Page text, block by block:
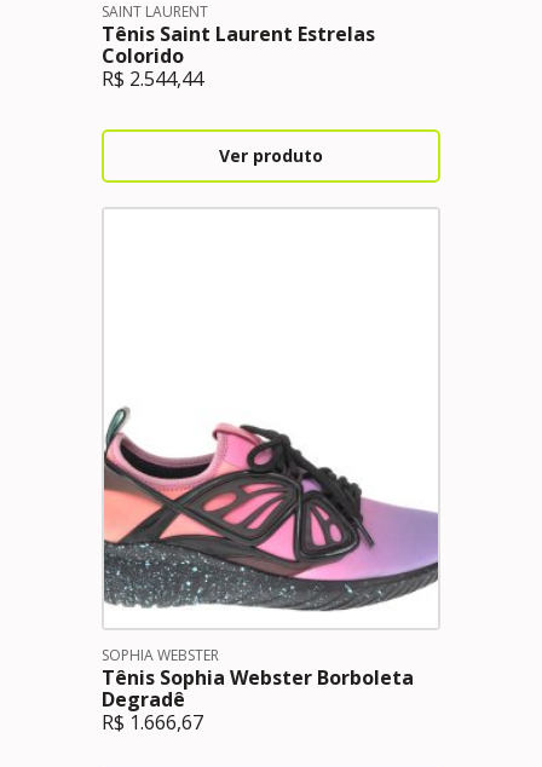
SAINT LAURENT
Tênis Saint Laurent Estrelas
Colorido
R$ 2.544,44
Ver produto
SOPHIA WEBSTER
Tênis Sophia Webster Borboleta
Degradê
R$ 1.666,67